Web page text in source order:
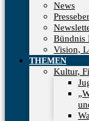
News
Bündnis
Vision,
THEMEN
Kultur,